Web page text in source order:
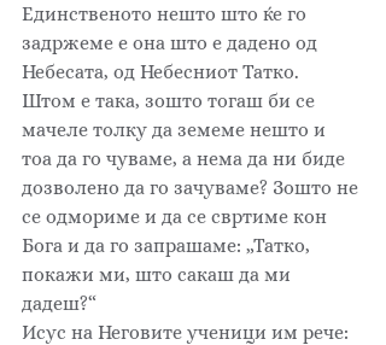
Единственото нешто што ќе го
задржеме е она што е дадено од
Небесата, од Небесниот Татко.
Штом е така, зошто тогаш би се
мачеле толку да земеме нешто и
тоа да го чуваме, а нема да ни биде
дозволено да го зачуваме? Зошто не
се одмориме и да се свртиме кон
Бога и да го запрашаме: „Татко,
покажи ми, што сакаш да ми
дадеш?“
Исус на Неговите ученици им рече: